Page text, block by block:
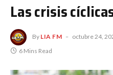
Las crisis
By LIA FM octubre 24,
6 Mins Read